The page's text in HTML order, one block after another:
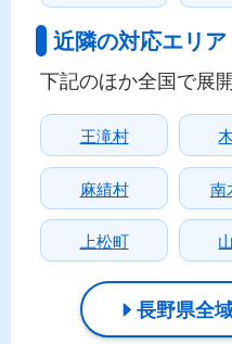
近隣の対応エリア
下記のほか全国で展
王滝村
麻績村 南
上松町
長野県全